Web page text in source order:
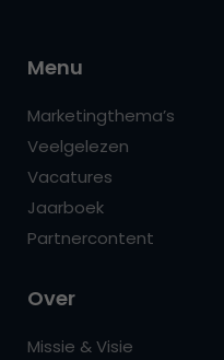
Menu
Marketingthema’s
Veelgelezen
Vacatures
Jaarboek
Partnercontent
Over
Missie & Visie